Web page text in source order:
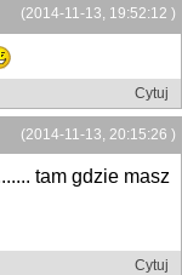
(2014-11-13, 19:52:12 )
Cytuj
(2014-11-13, 20:15:26 )
tam gdzie masz
Cytuj